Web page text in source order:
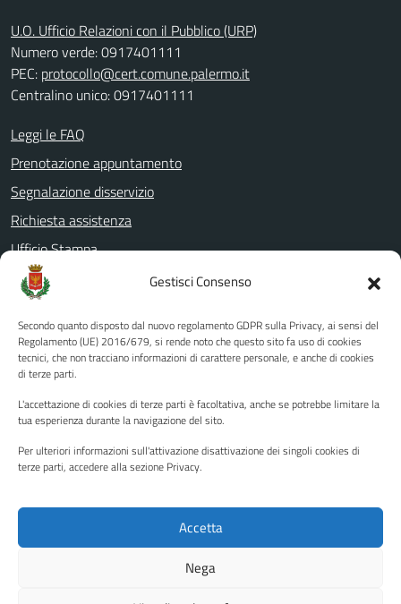
Gestisci Consenso
Secondo quanto disposto dal nuovo regolamento GDPR sulla Privacy, ai sensi del
Regolamento (UE) 2016/679, si rende noto che questo sito fa uso di cookies
tecnici, che non tracciano informazioni di carattere personale, e anche di cookies
di terze parti.
L'accettazione di cookies di terze parti è facoltativa, anche se potrebbe limitare la
tua esperienza durante la navigazione del sito.
Per ulteriori informazioni sull'attivazione disattivazione dei singoli cookies di
terze parti, accedere alla sezione Privacy.
Accetta
Nega
U.O. Ufficio Relazioni con il Pubblico (URP)
Numero verde: 0917401111
PEC: protocollo@cert.comune.palermo.it
Centralino unico: 0917401111
Leggi le FAQ
Prenotazione appuntamento
Segnalazione disservizio
Richiesta assistenza
Ufficio Stampa
Amministrazione Trasparente
Albo pretorio
Informativa privacy
Note legali
Piano di miglioramento del sito
Instagram